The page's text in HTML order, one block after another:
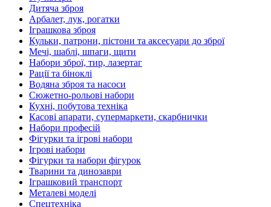
Дитяча зброя
Арбалет, лук, рогатки
Іграшкова зброя
Кульки, патрони, пістони та аксесуари до зброї
Мечі, шаблі, шпаги, щити
Набори зброї, тир, лазертаг
Рації та біноклі
Водяна зброя та насоси
Сюжетно-рольові набори
Кухні, побутова техніка
Касові апарати, супермаркети, скарбнички
Набори професій
Фігурки та ігрові набори
Ігрові набори
Фігурки та набори фігурок
Тварини та динозаври
Іграшковий транспорт
Металеві моделі
Спецтехніка